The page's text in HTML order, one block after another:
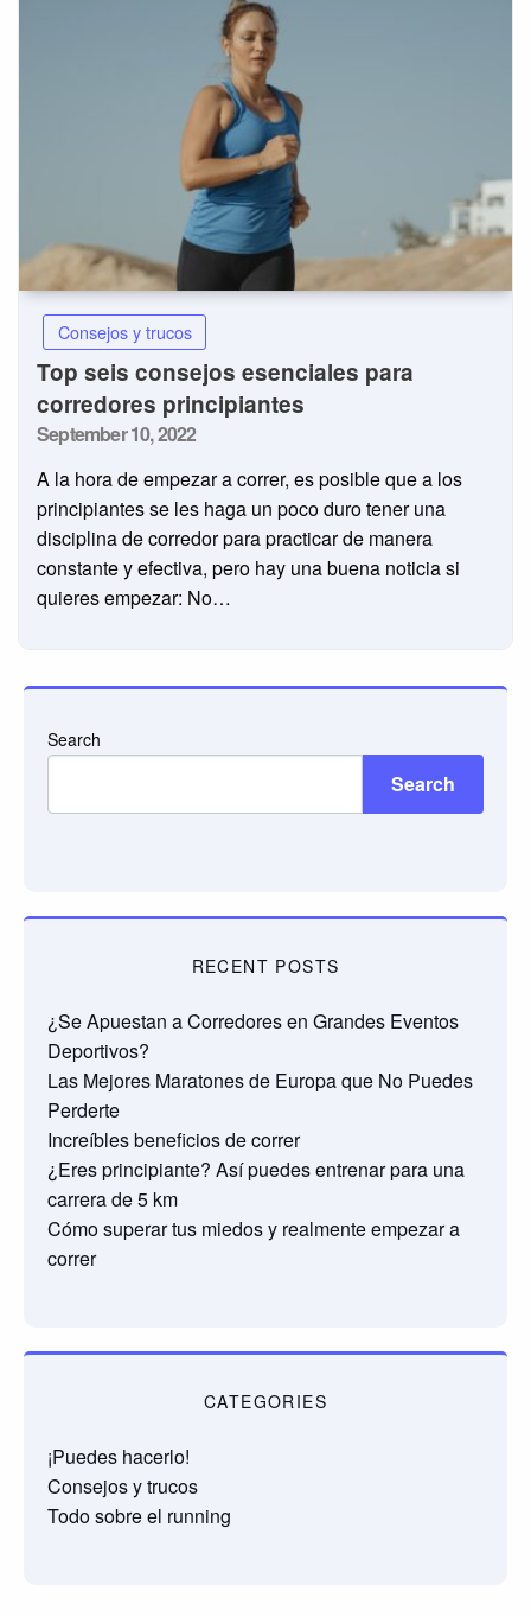
Consejos y trucos
Top seis consejos esenciales para
corredores principiantes
Posted
September 10, 2022
A la hora de empezar a correr, es posible que a los
principiantes se les haga un poco duro tener una
disciplina de corredor para practicar de manera
constante y efectiva, pero hay una buena noticia si
quieres empezar: No…
Search
Search
RECENT POSTS
¿Se Apuestan a Corredores en Grandes Eventos
Deportivos?
Las Mejores Maratones de Europa que No Puedes
Perderte
Increíbles beneficios de correr
¿Eres principiante? Así puedes entrenar para una
carrera de 5 km
Cómo superar tus miedos y realmente empezar a
correr
CATEGORIES
¡Puedes hacerlo!
Consejos y trucos
Todo sobre el running